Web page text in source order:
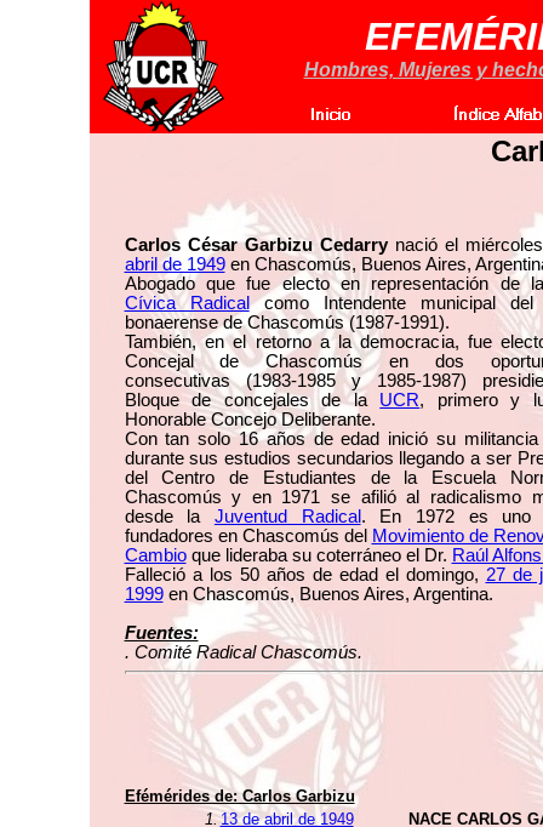
Hombres, Mujeres y
Carlos César Garbizu Cedarrynació el
abril de 1949en Chascomús, Buenos Aires,
Abogado que fue electo en representación de
Cívica Radicalcomo Intendente municipal del
bonaerense de Chascomús (1987-1991).
También, en el retorno a la democracia, fue
Concejal de Chascomús en dos
consecutivas (1983-1985 y 1985-1987)
Bloque de concejales de la UCR, primero y
Honorable Concejo Deliberante.
Con tan solo 16 años de edad inició su militancia
durante sus estudios secundarios llegando a ser
del Centro de Estudiantes de la Escuela
Chascomús y en 1971 se afilió al radicalismo
desde la Juventud Radical . En 1972 es uno
fundadores en Chascomús del Movimiento de
Cambioque lideraba su coterráneo el Dr. Raúl
Falleció a los 50 años de edad el domingo, 27 de
1999en Chascomús, Buenos Aires, Argentina.
Fuentes:
. Comité Radical Chascomús.
Efémérides de: Carlos Garbizu
1.13 de abril de 1949
NACE CARLOS